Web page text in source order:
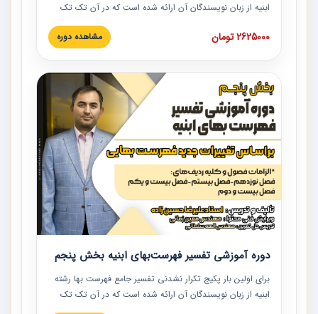
ابنیه از زبان نویسندگان آن ارائه شده است که در آن تک تک
ردیف ها و مطالب فهرست بها تفسیر و ارائه شده است. این
دوره به صورت کامل تصویری بوده و به همراه تصاویر عملیات
دوره با کلام مهندس علیرضاحسین‌زاده مدیر پروژه مهندسی
مشاور در امر بازنگری فهرست بها رشته ابنیه ارائه شده و به تمام
همکارانی که در حوزه صنعت ساخت در حال فعالیت هستند حتما
توصیه می کنیم از مطالب این دوره استفاده نمایند.
2625000 تومان مشاهده دوره
دوره آموزشی تفسیر فهرست‌بهای ابنیه بخش پنجم
برای اولین بار پکیج تکرار نشدنی تفسیر جامع فهرست بها رشته
ابنیه از زبان نویسندگان آن ارائه شده است که در آن تک تک
ردیف ها و مطالب فهرست بها تفسیر و ارائه شده است. این